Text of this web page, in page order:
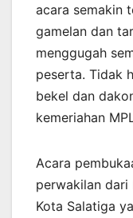
acara semakin
gamelan dan
menggugah
peserta. Tidak
bekel dan
kemeriahan
Acara
perwakilan dari
Kota Salatiga